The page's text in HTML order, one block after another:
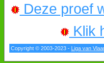
Deze proef
Klik
Copyright © 2003-2023 - Liga van